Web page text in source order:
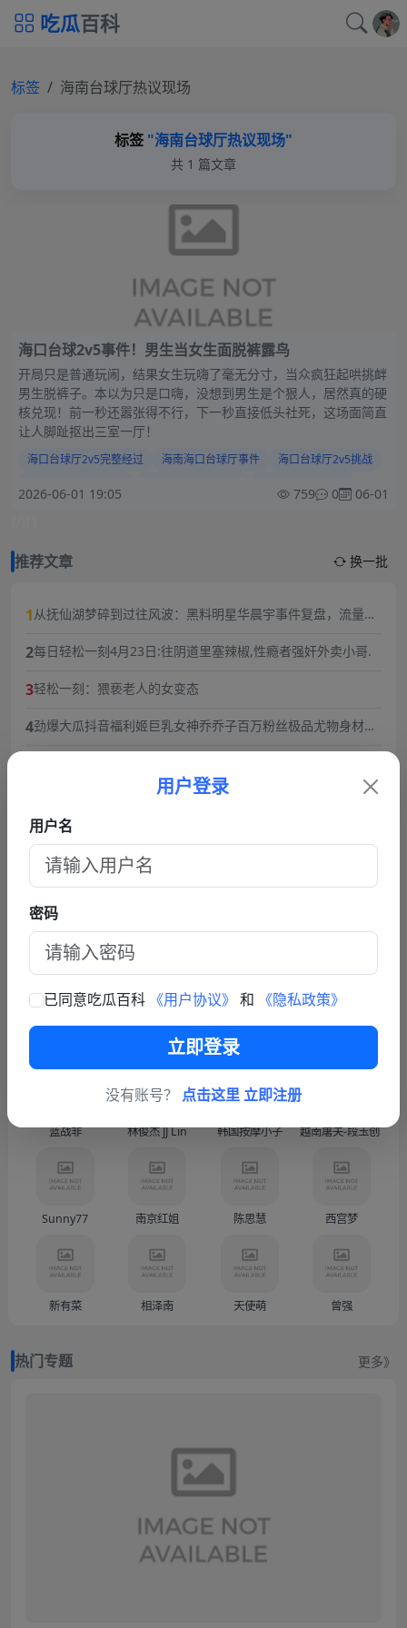
吃瓜百科
标签 海南台球厅热议现场
标签 "海南台球厅热议现场"
共 1 篇文章
海口台球2v5事件！男生当女生面脱裤露鸟
开局只是普通玩闹，结果女生玩嗨了毫无分寸，当众疯狂起哄挑衅
男生脱裤子。本以为只是口嗨，没想到男生是个狠人，居然真的硬
核兑现！前一秒还嚣张得不行，下一秒直接低头社死，这场面简直
让人脚趾抠出三室一厅！
海口台球厅2v5完整经过 海南海口台球厅事件
海口台球厅2v5挑战
2026-06-01 19:05 759 0 06-01
推荐文章
换一批
1从抚仙湖梦碎到过往风波：黑料明星华晨宇事件复盘，流量与
2每日轻松一刻4月23日:往阴道里塞辣椒,性瘾者强奸外卖小哥.
3轻松一刻：猥亵老人的女变态
4劲爆大瓜抖音福利姬巨乳女神乔乔子百万粉丝极品尤物身材纤
被逼婚后遭到强奸 年仅15岁的她在绝望中生下了孩子 长期SM
成都火锅店女老板被猥琐眼镜男背后环抱抓胸!猥琐男谎称捧女
主当网红,10分钟3次骚扰,被女老板一巴掌扇飞眼镜！
查看更多文章
联系我们
商务联系TG: https://t.me/fy587
热门人物 更多
蓝战非 林俊杰 JJ Lin 韩国按摩小子 越南屠夫-段玉创（
Sunny77 南京红姐 陈思慧 西宫梦
新有菜 相泽南 天使萌 曾强
热门专题 更多》
用户登录
用户名
密码
已同意吃瓜百科 《用户协议》 和 《隐私政策》
立即登录
没有账号？ 点击这里 立即注册